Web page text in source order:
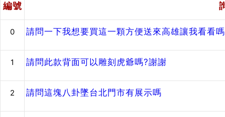
編號
0 請問一下我想要買這一顆方便送來高雄讓我看看
1 請問此款背面可以雕刻虎爺嗎?謝謝
2 請問這塊八卦墜台北門市有展示嗎